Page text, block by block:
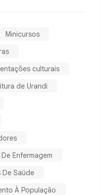
Minicursos
culturais
de Urandi
Enfermagem
Saúde
À População